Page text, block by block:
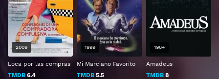
Loca por las compras
TMDB 6.4
2009
Mi Marciano Favorito
TMDB 5.5
1999
Amadeus
TMDB8
1984